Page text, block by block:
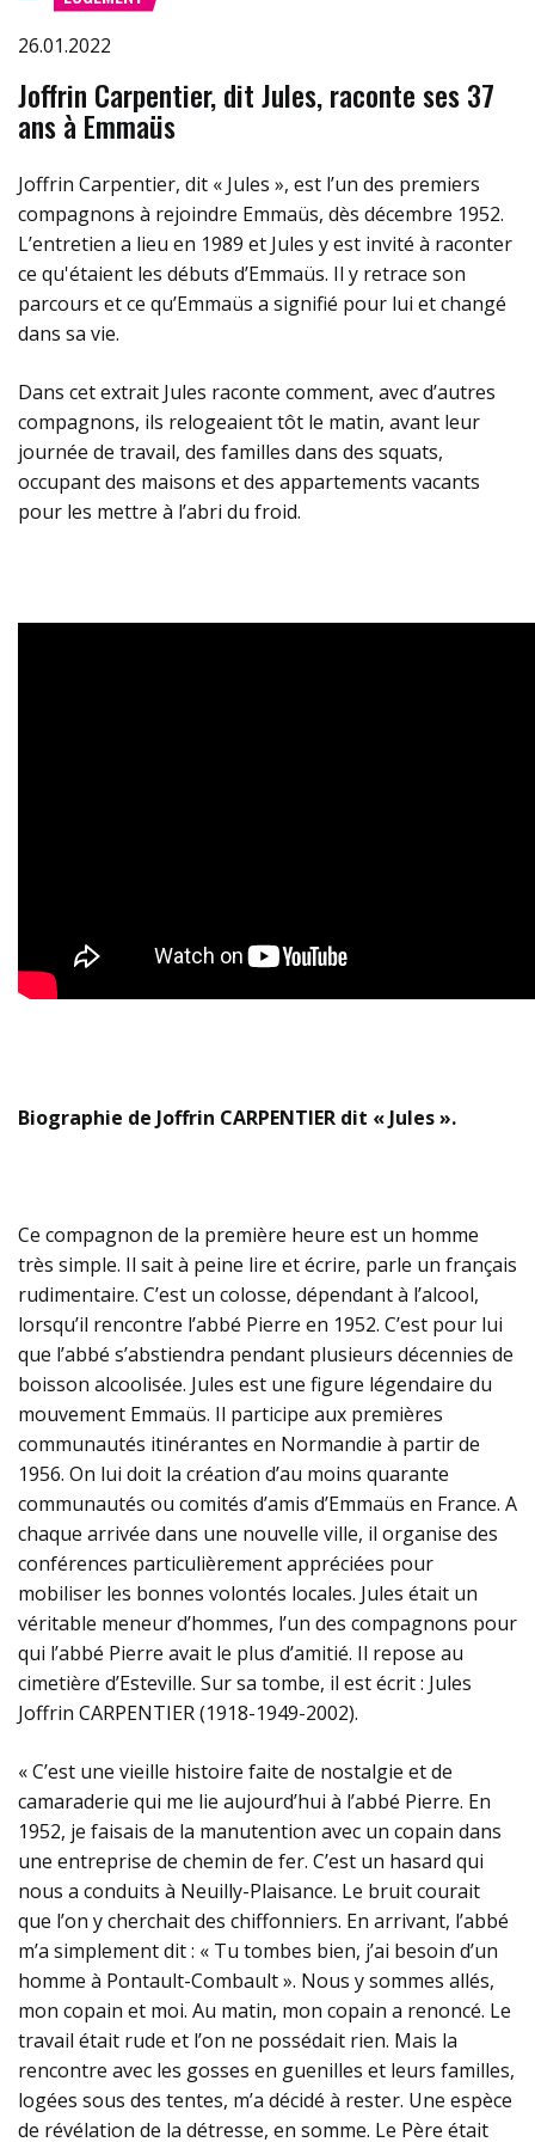
26.01.2022
Joffrin Carpentier, dit Jules, raconte ses 37
ans à Emmaüs
Joffrin Carpentier, dit « Jules », est l’un des premiers
compagnons à rejoindre Emmaüs, dès décembre 1952.
L’entretien a lieu en 1989 et Jules y est invité à raconter
ce qu'étaient les débuts d’Emmaüs. Il y retrace son
parcours et ce qu’Emmaüs a signifié pour lui et changé
dans sa vie.
Dans cet extrait Jules raconte comment, avec d’autres
compagnons, ils relogeaient tôt le matin, avant leur
journée de travail, des familles dans des squats,
occupant des maisons et des appartements vacants
pour les mettre à l’abri du froid.
Biographie de Joffrin CARPENTIER dit « Jules ».
Ce compagnon de la première heure est un homme
très simple. Il sait à peine lire et écrire, parle un français
rudimentaire. C’est un colosse, dépendant à l’alcool,
lorsqu’il rencontre l’abbé Pierre en 1952. C’est pour lui
que l’abbé s’abstiendra pendant plusieurs décennies de
boisson alcoolisée. Jules est une figure légendaire du
mouvement Emmaüs. Il participe aux premières
communautés itinérantes en Normandie à partir de
1956. On lui doit la création d’au moins quarante
communautés ou comités d’amis d’Emmaüs en France. A
chaque arrivée dans une nouvelle ville, il organise des
conférences particulièrement appréciées pour
mobiliser les bonnes volontés locales. Jules était un
véritable meneur d’hommes, l’un des compagnons pour
qui l’abbé Pierre avait le plus d’amitié. Il repose au
cimetière d’Esteville. Sur sa tombe, il est écrit : Jules
Joffrin CARPENTIER (1918-1949-2002).
« C’est une vieille histoire faite de nostalgie et de
camaraderie qui me lie aujourd’hui à l’abbé Pierre. En
1952, je faisais de la manutention avec un copain dans
une entreprise de chemin de fer. C’est un hasard qui
nous a conduits à Neuilly-Plaisance. Le bruit courait
que l’on y cherchait des chiffonniers. En arrivant, l’abbé
m’a simplement dit : « Tu tombes bien, j’ai besoin d’un
homme à Pontault-Combault ». Nous y sommes allés,
mon copain et moi. Au matin, mon copain a renoncé. Le
travail était rude et l’on ne possédait rien. Mais la
rencontre avec les gosses en guenilles et leurs familles,
logées sous des tentes, m’a décidé à rester. Une espèce
de révélation de la détresse, en somme. Le Père était